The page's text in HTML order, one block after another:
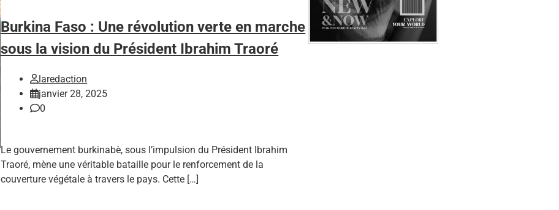
Burkina Faso : Une révolution verte en marche
sous la vision du Président Ibrahim Traoré
laredaction
janvier 28, 2025
0
Le gouvernement burkinabè, sous l’impulsion du Président Ibrahim
Traoré, mène une véritable bataille pour le renforcement de la
couverture végétale à travers le pays. Cette […]